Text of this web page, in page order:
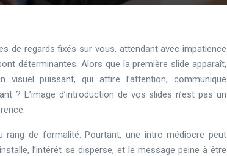
de regards fixés sur vous, attendant avec impatience
déterminantes. Alors que la première slide apparaît,
puissant, qui attire l’attention, communique
? L’image d’introduction de vos slides n’est pas un
rang de formalité. Pourtant, une intro médiocre peut
l’intérêt se disperse, et le message peine à être